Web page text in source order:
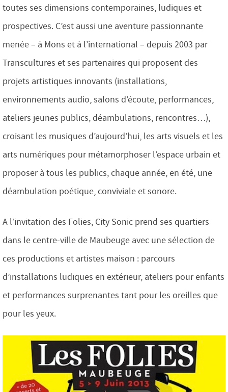
toutes ses dimensions contemporaines, ludiques et
prospectives. C’est aussi une aventure passionnante
menée – à Mons et à l’international – depuis 2003 par
Transcultures et ses partenaires qui proposent des
projets artistiques innovants (installations,
environnements audio, salons d’écoute, performances,
ateliers jeunes publics, déambulations, rencontres…),
croisant les musiques d’aujourd’hui, les arts visuels et les
arts numériques pour métamorphoser l’espace urbain et
proposer à tous les publics, chaque année, en été, une
déambulation poétique, conviviale et sonore.
A l’invitation des Folies, City Sonic prend ses quartiers
dans le centre-ville de Maubeuge avec une sélection de
ces productions et artistes maison : parcours
d’installations ludiques en extérieur, ateliers pour enfants
et performances surprenantes tant pour les oreilles que
pour les yeux.